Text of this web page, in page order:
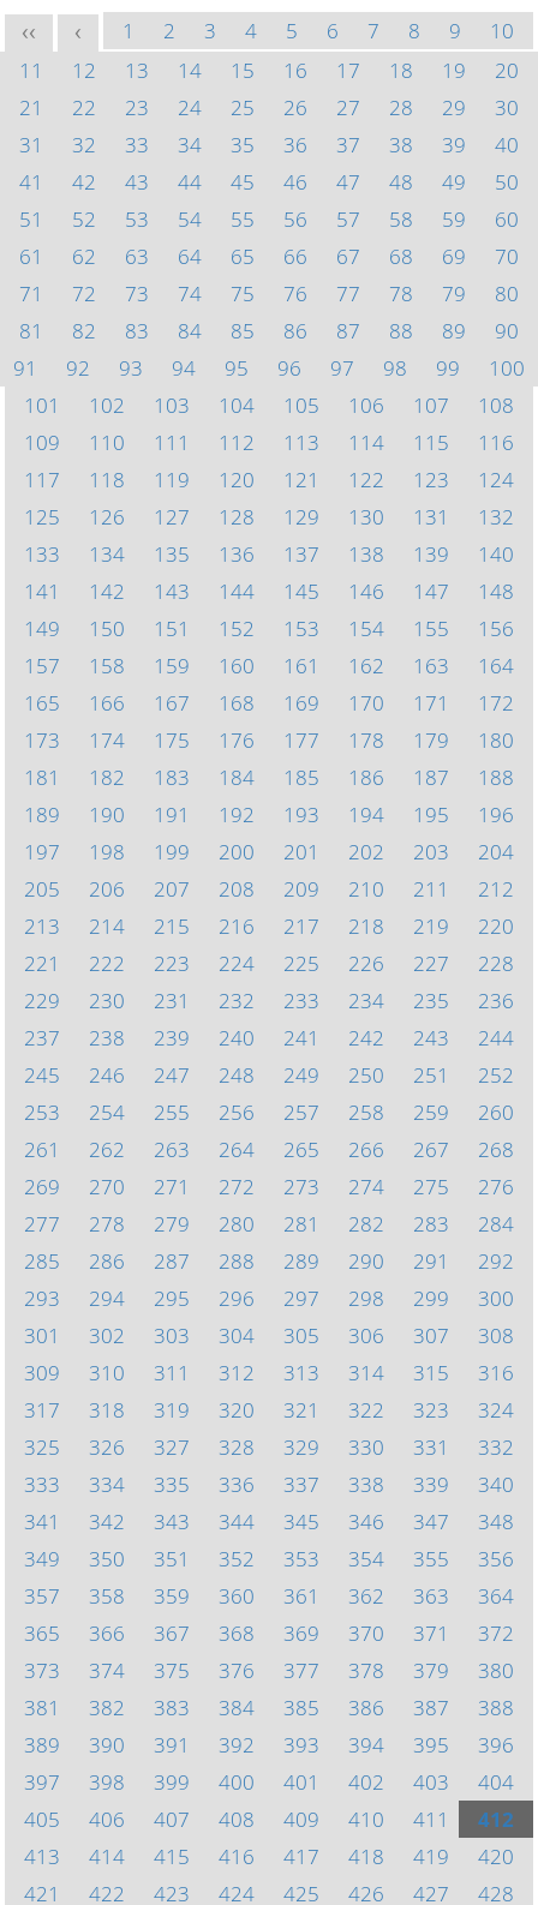
<< < 1 2 3 4 5 6 7 8 9
10
11
12 13 14 15 16 17 18 19
20
21
22 23 24 25 26 27 28 29
30
31
32 33 34 35 36 37 38 39
40
41
42 43 44 45 46 47 48 49
50
51
52 53 54 55 56 57 58 59
60
61
62 63 64 65 66 67 68 69
70
71
72 73 74 75 76 77 78 79
80
81
82 83 84 85 86 87 88 89
90
91
92 93 94 95 96 97 98 99
100
101
102 103 104 105 106 107
108
109
110 111 112 113 114 115
116
117
118 119 120 121 122 123
124
125
126 127 128 129 130 131
132
133
134 135 136 137 138 139
140
141
142 143 144 145 146 147
148
149
150 151 152 153 154 155
156
157
158 159 160 161 162 163
164
165
166 167 168 169 170 171
172
173
174 175 176 177 178 179
180
181
182 183 184 185 186 187
188
189
190 191 192 193 194 195
196
197
198 199 200 201 202 203
204
205
206 207 208 209 210 211
212
213
214 215 216 217 218 219
220
221
222 223 224 225 226 227
228
229
230 231 232 233 234 235
236
237
238 239 240 241 242 243
244
245
246 247 248 249 250 251
252
253
254 255 256 257 258 259
260
261
262 263 264 265 266 267
268
269
270 271 272 273 274 275
276
277
278 279 280 281 282 283
284
285
286 287 288 289 290 291
292
293
294 295 296 297 298 299
300
301
302 303 304 305 306 307
308
309
310 311 312 313 314 315
316
317
318 319 320 321 322 323
324
325
326 327 328 329 330 331
332
333
334 335 336 337 338 339
340
341
342 343 344 345 346 347
348
349
350 351 352 353 354 355
356
357
358 359 360 361 362 363
364
365
366 367 368 369 370 371
372
373
374 375 376 377 378 379
380
381
382 383 384 385 386 387
388
389
390 391 392 393 394 395
396
397
398 399 400 401 402 403
404
405
406 407 408 409 410 411
412
413
414 415 416 417 418 419
420
421
422 423 424 425 426 427 428